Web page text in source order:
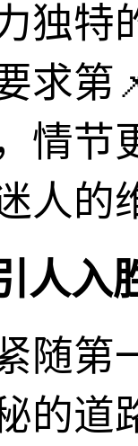
独特
求第
情节
人的
人入
随第
的道